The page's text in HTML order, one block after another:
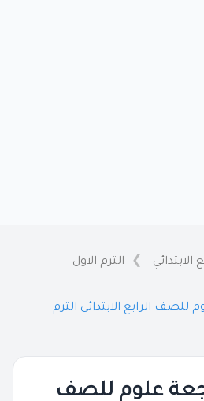
الترم الاول
للصف الرابع الابتدائي الترم
علوم للصف